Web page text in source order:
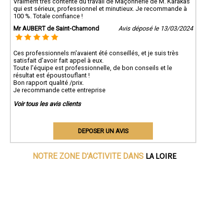
qui est sérieux, professionnel et minutieux. Je recommande à
100 %. Totale confiance !
Mr AUBERT de Saint-Chamond
Avis déposé le 13/03/2024
Ces professionnels m'avaient été conseillés, et je suis très
satisfait d'avoir fait appel à eux.
Toute l'équipe est professionnelle, de bon conseils et le
résultat est époustouflant !
Bon rapport qualité /prix.
Je recommande cette entreprise
Voir tous les avis clients
DEPOSER UN AVIS
NOTRE ZONE D'ACTIVITE DANS LA LOIRE